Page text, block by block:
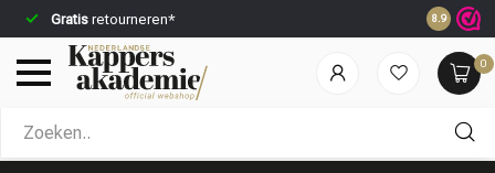
Gratis retourneren* Voor
8.9
0
Welke categorie ben jij naar op zoek?